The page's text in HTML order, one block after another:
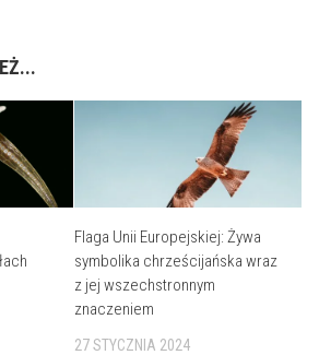
Flaga Unii Europejskiej: Żywa
symbolika chrześcijańska wraz
z jej wszechstronnym
znaczeniem
27 STYCZNIA 2024